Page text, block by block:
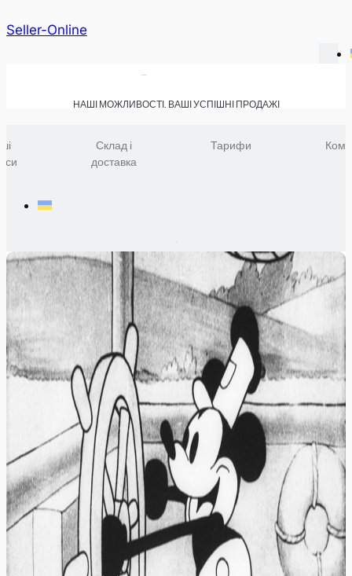
Seller-Online
НАШІ МОЖЛИВОСТІ. ВАШІ УСПІШНІ ПРОДАЖІ
Склад і
доставка
Тарифи